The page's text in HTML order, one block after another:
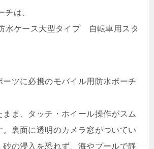
チは、
水ケース大型タイプ 自転車用スタ
ーツに必携のモバイル用防水ポーチ
ま、タッチ・ホイール操作がスム
。裏面に透明のカメラ窓がついてい
砂の浸入を恐れず、海やプールで静